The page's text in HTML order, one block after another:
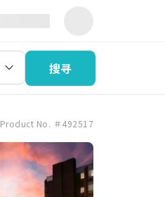
搜寻
Product No. ＃492517